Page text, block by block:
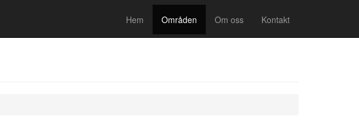
Hem Områden Om oss Kontakt